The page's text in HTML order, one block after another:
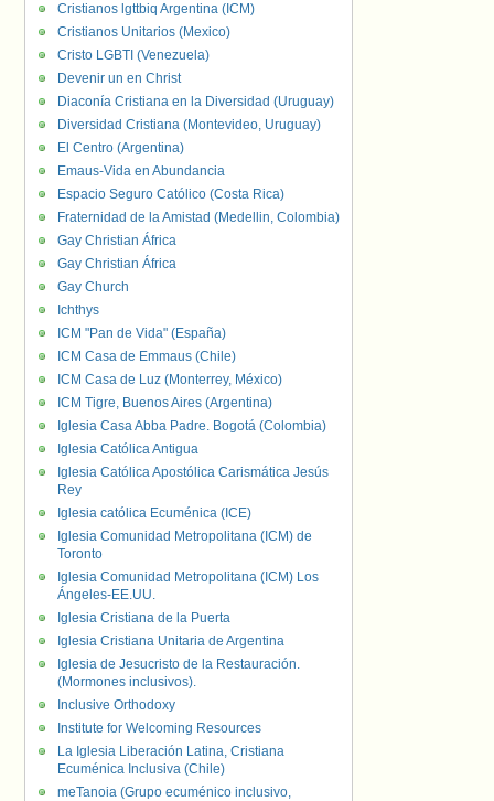
Cristianos lgttbiq Argentina (ICM)
Cristianos Unitarios (Mexico)
Cristo LGBTI (Venezuela)
Devenir un en Christ
Diaconía Cristiana en la Diversidad (Uruguay)
Diversidad Cristiana (Montevideo, Uruguay)
El Centro (Argentina)
Emaus-Vida en Abundancia
Espacio Seguro Católico (Costa Rica)
Fraternidad de la Amistad (Medellin, Colombia)
Gay Christian África
Gay Christian África
Gay Church
Ichthys
ICM "Pan de Vida" (España)
ICM Casa de Emmaus (Chile)
ICM Casa de Luz (Monterrey, México)
ICM Tigre, Buenos Aires (Argentina)
Iglesia Casa Abba Padre. Bogotá (Colombia)
Iglesia Católica Antigua
Iglesia Católica Apostólica Carismática Jesús
Rey
Iglesia católica Ecuménica (ICE)
Iglesia Comunidad Metropolitana (ICM) de
Toronto
Iglesia Comunidad Metropolitana (ICM) Los
Ángeles-EE.UU.
Iglesia Cristiana de la Puerta
Iglesia Cristiana Unitaria de Argentina
Iglesia de Jesucristo de la Restauración.
(Mormones inclusivos).
Inclusive Orthodoxy
Institute for Welcoming Resources
La Iglesia Liberación Latina, Cristiana
Ecuménica Inclusiva (Chile)
meTanoia (Grupo ecuménico inclusivo,